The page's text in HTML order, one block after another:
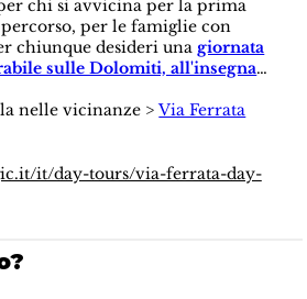
chi si avvicina per la prima
per le famiglie con
chiunque desideri una giornata
sulle Dolomiti, all'insegna
nelle vicinanze >Via Ferrata
it/day-tours/via-ferrata-day-